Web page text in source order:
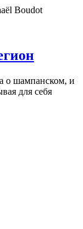
о шампанском, и
для себя